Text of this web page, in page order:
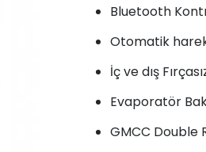
Bluetooth
Otomatik
İç ve dış
Evaporatör
GMCC